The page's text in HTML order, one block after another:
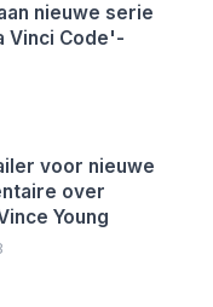
nieuwe serie
Vinci Code'-
voor nieuwe
over
Young